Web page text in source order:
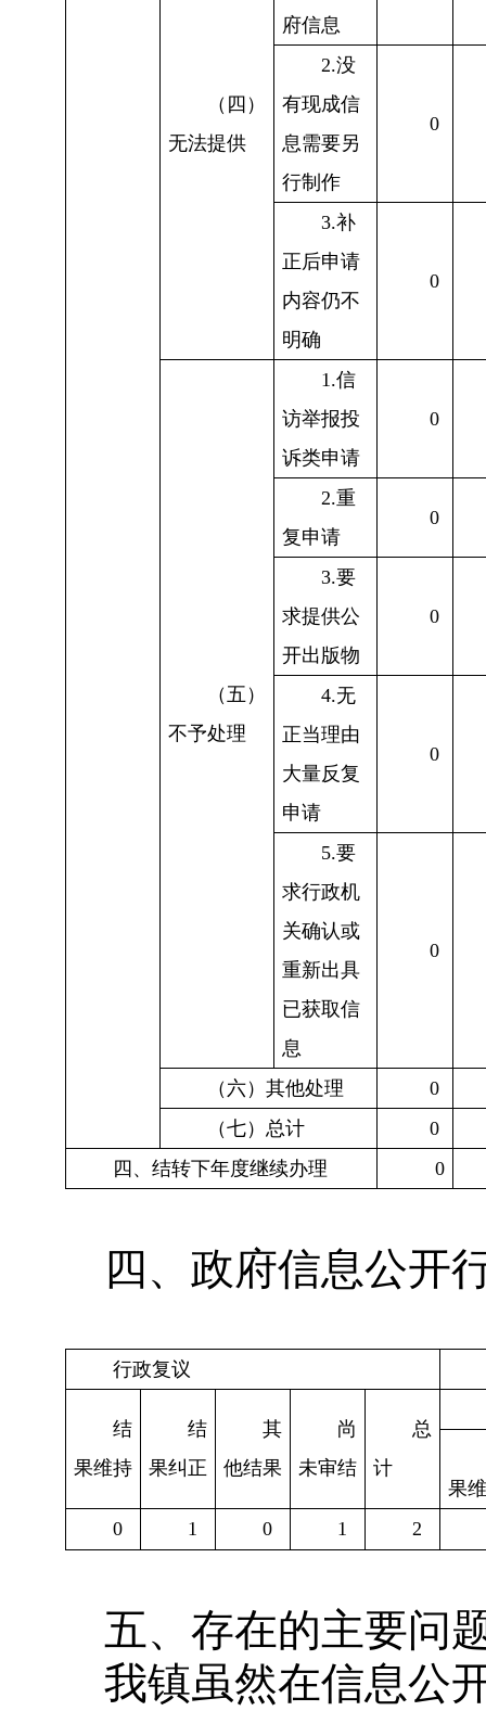
（四）
无法提供
府信息
2.没
有现成信
息需要另
行制作
0
3.补
正后申请
内容仍不
明确
0
（五）
不予处理
1.信
访举报投
诉类申请
0
2.重
复申请
0
3.要
求提供公
开出版物
0
4.无
正当理由
大量反复
申请
0
5.要
求行政机
关确认或
重新出具
已获取信
息
0
（六）其他处理
0
（七）总计
0
四、结转下年度继续办理
0
四、政府信息公开
行政复议
结
果维持
结
果纠正
其
他结果
尚
未审结
总
计
果
0
1 0 1 2
五、存在的主要问
我镇虽然在信息公